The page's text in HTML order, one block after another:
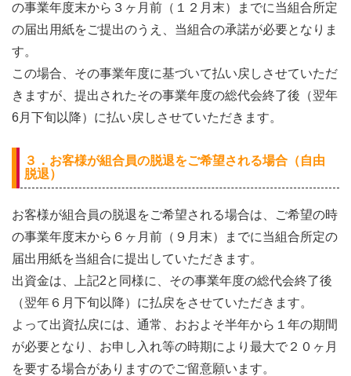
の事業年度末から３ヶ月前（１２月末）までに当組合所定
の届出用紙をご提出のうえ、当組合の承諾が必要となりま
す。
この場合、その事業年度に基づいて払い戻しさせていただ
きますが、提出されたその事業年度の総代会終了後（翌年
6月下旬以降）に払い戻しさせていただきます。
３．お客様が組合員の脱退をご希望される場合（自由
脱退）
お客様が組合員の脱退をご希望される場合は、ご希望の時
の事業年度末から６ヶ月前（９月末）までに当組合所定の
届出用紙を当組合に提出していただきます。
出資金は、上記2と同様に、その事業年度の総代会終了後
（翌年６月下旬以降）に払戻をさせていただきます。
よって出資払戻には、通常、おおよそ半年から１年の期間
が必要となり、お申し入れ等の時期により最大で２０ヶ月
を要する場合がありますのでご留意願います。